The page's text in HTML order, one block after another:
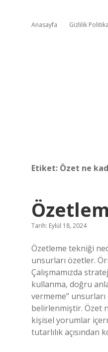
Anasayfa Gizlilik
Etiket: Özet ne
Tarih: Eylül 18, 2024
Özetleme tekniği
unsurları özetler.
Çalışmamızda
kullanma, doğru
vermeme” unsurları
belirlenmiştir. Özet
kişisel yorumlar
tutarlılık